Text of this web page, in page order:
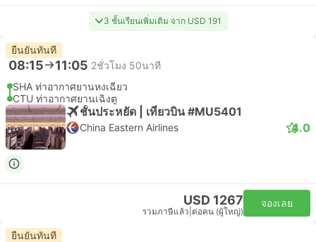
3 ชั้นเรียนเพิ่มเติม จาก USD 191
ยืนยันทันที
08:15 11:05 2ชั่วโมง 50นาที
SHA ท่าอากาศยานหงเฉียว
CTU ท่าอากาศยานเฉิงตู
ชั้นประหยัด | เที่ยวบิน #MU5401
China Eastern Airlines 4.0
USD 1267
รวมภาษีแล้ว ต่อคน (ผู้ใหญ่)
จองเลย
ยืนยันทันที